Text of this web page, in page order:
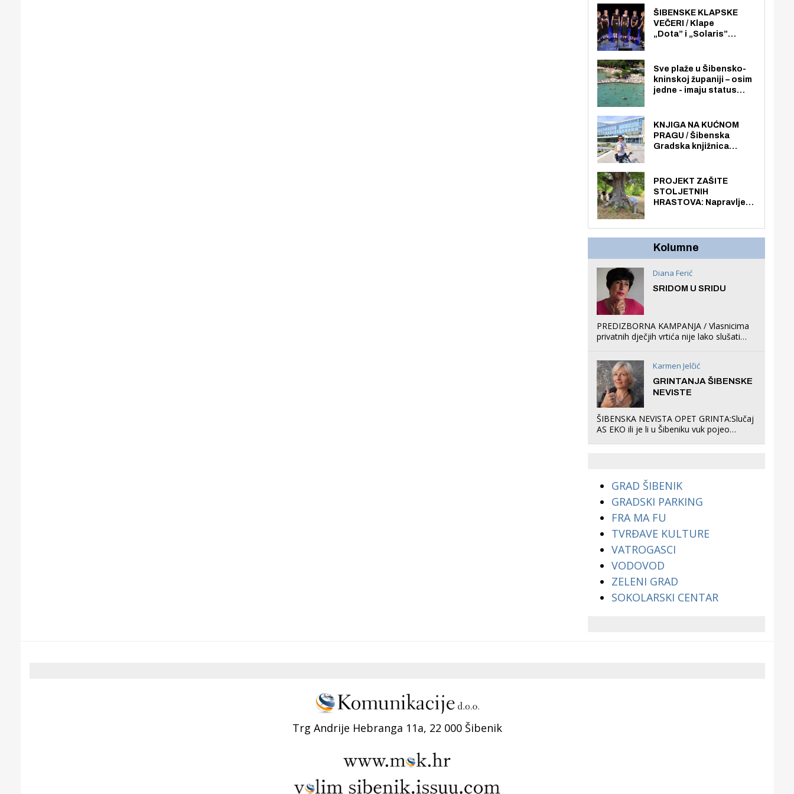
nego radno sposobnih
osoba među svojih 170
stanovnika.
ŠIBENSKE KLAPSKE
VEČERI / Klape
„Dota” i „Solaris”
loži
Sve plaže u Šibensko-
kninskoj županiji – osim
jedne - imaju status
općoj upotrebi. Pristup
je slobodan i besplatan
za sve građane i
KNJIGA NA KUĆNOM
PRAGU / Šibenska
Gradska knjižnica
knjiga na kućnu adresu
električnim biciklom.
PROJEKT ZAŠITE
STOLJETNIH
HRASTOVA: Napravljen
Kolumne
Diana Ferić
SRIDOM U SRIDU
PREDIZBORNA KAMPANJA / Vlasnicima
privatnih dječjih vrtića nije lako slušati
što oni rade u Šibeniku ne postoji
Karmen Jelčić
GRINTANJA ŠIBENSKE
NEVISTE
ŠIBENSKA NEVISTA OPET GRINTA:Slučaj
AS EKO ili je li u Šibeniku vuk pojeo
GRAD ŠIBENIK
GRADSKI PARKING
FRA MA FU
TVRĐAVE KULTURE
VATROGASCI
VODOVOD
ZELENI GRAD
SOKOLARSKI CENTAR
Trg Andrije Hebranga 11a, 22 000 Šibenik